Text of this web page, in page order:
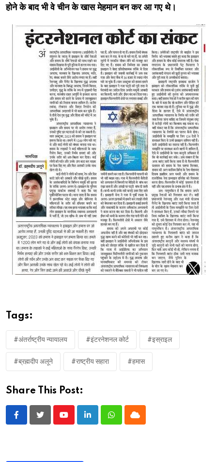
होने के बाद भी वे चीन के खास मेहमान बन कर आ गए थे।
Tags:
#अंतर्राष्ट्रीय न्यायालय #इंटरनेशनल कोर्ट #इस्राइल
#ब्रह्मदीप अलूने #राष्ट्रीय सहारा #हमास
Share This Post:
YoutubeLinkedInWhatsappCloud